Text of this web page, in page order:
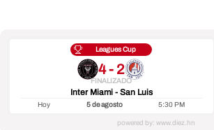
Leagues Cup
4 - 2
FINALIZADO
Inter Miami - San Luis
Hoy 5 de agosto 5:30 PM